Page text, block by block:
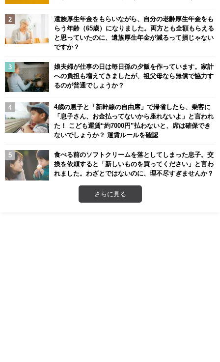
遺族厚生年金をもらいながら、自分の老齢厚生年金をも
らう年齢（65歳）になりました。両方とも全額もらえる
と思っていたのに、遺族厚生年金が減るって損じゃない
ですか？
娘夫婦が仕事の日は毎日孫の夕飯を作っています。家計
への負担も増えてきましたが、祖父母なら無償で協力す
るのが普通でしょうか？
4歳の息子と「新幹線の自由席」で帰省したら、乗客に
「息子さん、お金払ってないから座れないよ」と言われ
た！ こども運賃“約7000円”払わないと、席は確保でき
ないでしょうか？ 運賃ルールを確認
食べる前のソフトクリームを落としてしまった息子。交
換を依頼すると「新しいものを買ってください」と言わ
れました。わざとではないのに、理不尽すぎませんか？
さらに見る